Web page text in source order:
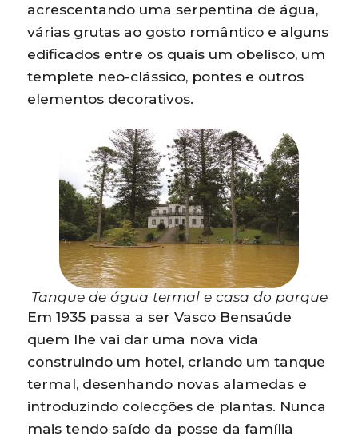
acrescentando uma serpentina de água,
várias grutas ao gosto romântico e alguns
edificados entre os quais um obelisco, um
templete neo-clássico, pontes e outros
elementos decorativos.
Tanque de água termal e casa do parque
Em 1935 passa a ser Vasco Bensaúde
quem lhe vai dar uma nova vida
construindo um hotel, criando um tanque
termal, desenhando novas alamedas e
introduzindo colecções de plantas. Nunca
mais tendo saído da posse da família